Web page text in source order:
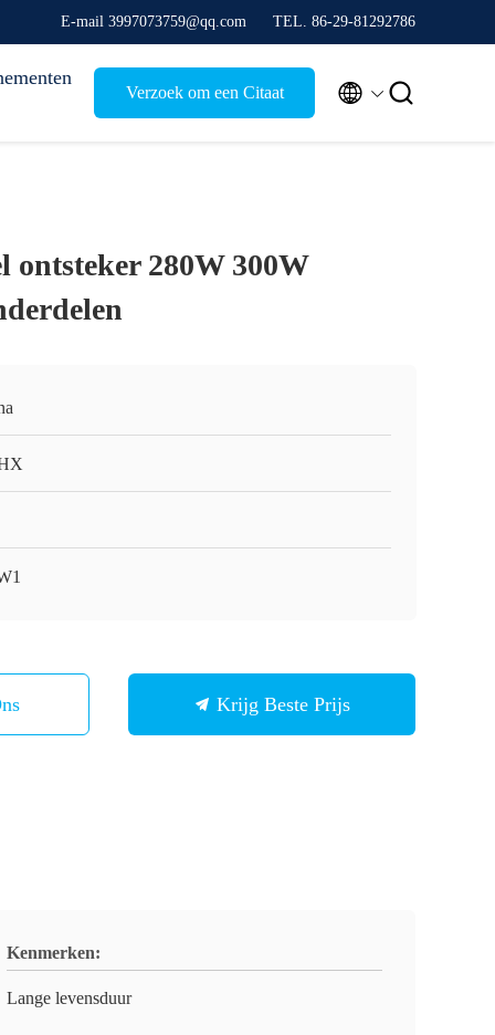
E-mail 3997073759@qq.com TEL. 86-29-81292786
Verzoek om een Citaat  
ontsteker 280W 300W
Krijg Beste Prijs
Kenmerken:
Lange levensduur